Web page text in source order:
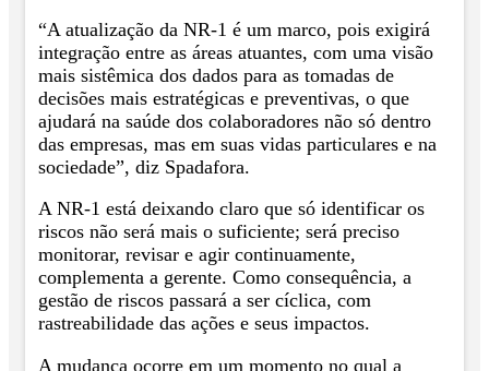
“A atualização da NR-1 é um marco, pois exigirá
integração entre as áreas atuantes, com uma visão
mais sistêmica dos dados para as tomadas de
decisões mais estratégicas e preventivas, o que
ajudará na saúde dos colaboradores não só dentro
das empresas, mas em suas vidas particulares e na
sociedade”, diz Spadafora.
A NR-1 está deixando claro que só identificar os
riscos não será mais o suficiente; será preciso
monitorar, revisar e agir continuamente,
complementa a gerente. Como consequência, a
gestão de riscos passará a ser cíclica, com
rastreabilidade das ações e seus impactos.
A mudança ocorre em um momento no qual a